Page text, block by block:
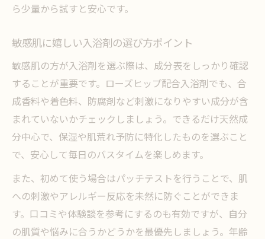
ら少量から試すと安心です。
敏感肌に嬉しい入浴剤の選び方ポイント
敏感肌の方が入浴剤を選ぶ際は、成分表をしっかり確認
することが重要です。ローズヒップ配合入浴剤でも、合
成香料や着色料、防腐剤など刺激になりやすい成分が含
まれていないかチェックしましょう。できるだけ天然成
分中心で、保湿や肌荒れ予防に特化したものを選ぶこと
で、安心して毎日のバスタイムを楽しめます。
また、初めて使う場合はパッチテストを行うことで、肌
への刺激やアレルギー反応を未然に防ぐことができま
す。口コミや体験談を参考にするのも有効ですが、自分
の肌質や悩みに合うかどうかを最優先しましょう。年齢